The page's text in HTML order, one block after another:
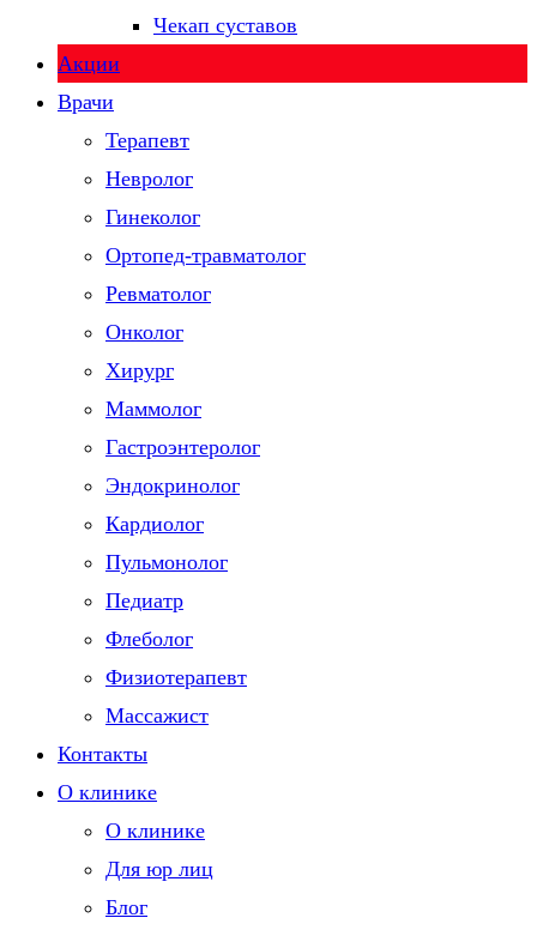
Чекап суставов
Акции
Врачи
Терапевт
Невролог
Гинеколог
Ортопед-травматолог
Ревматолог
Онколог
Хирург
Маммолог
Гастроэнтеролог
Эндокринолог
Кардиолог
Пульмонолог
Педиатр
Флеболог
Физиотерапевт
Массажист
Контакты
О клинике
О клинике
Для юр лиц
Блог